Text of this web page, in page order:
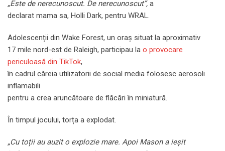
„Este de nerecunoscut. De nerecunoscut”, a
declarat mama sa, Holli Dark, pentru WRAL.
Adolescenții din Wake Forest, un oraș situat la aproximativ
17 mile nord-est de Raleigh, participau la o provocare
periculoasă din TikTok,
în cadrul căreia utilizatorii de social media folosesc aerosoli
inflamabili
pentru a crea aruncătoare de flăcări în miniatură.
În timpul jocului, torța a explodat.
„Cu toții au auzit o explozie mare. Apoi Mason a ieșit